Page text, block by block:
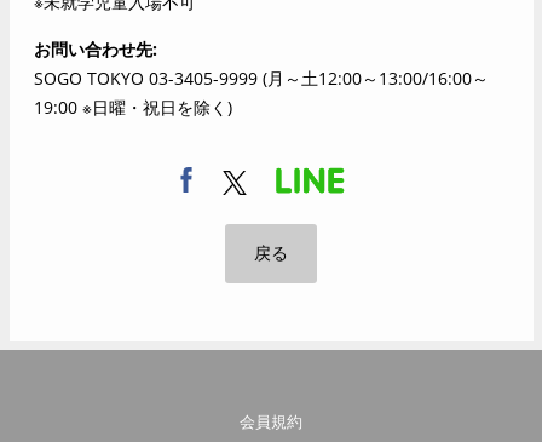
お問い合わせ先
SOGO TOKYO 03-3405-9999 (月～土12:00～13:00/16:00～
19:00 ※日曜・祝日を除く)
戻る
会員規約